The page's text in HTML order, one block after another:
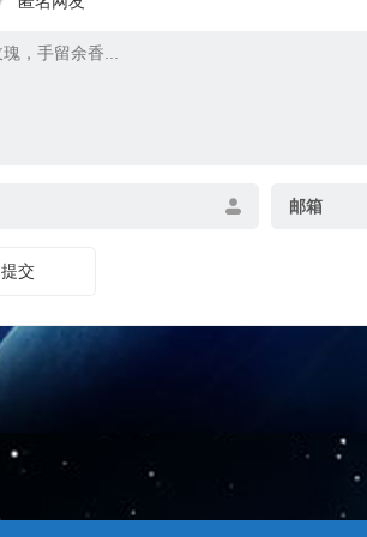
邮箱
提交